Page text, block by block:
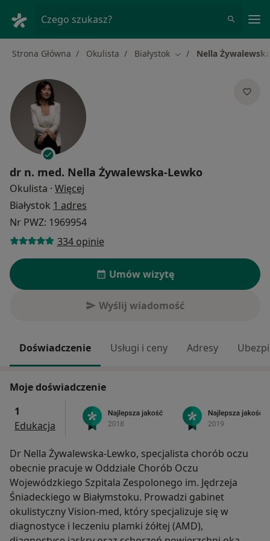
Czego szukasz?
Strona Główna Okulista Białystok Zmień miasto
Nella
dr n. med. Nella Żywalewska-Lewko
Okulista · Więcej
Białystok 1 adres
Nr PWZ: 1969954
334 opinie
Umów wizytę
Wyślij wiadomość
Doświadczenie Usługi i ceny Adresy
Moje doświadczenie
1
Edukacja
Dr Nella Żywalewska-Lewko, specjalista chorób oczu
obecnie pracuje w Oddziale Chorób Oczu
Wojewódzkiego Szpitala Zespolonego im. Jędrzeja
Śniadeckiego w Białymstoku. Prowadzi gabinet
okulistyczny Vision-med, który specjalizuje się w
diagnostyce i leczeniu plamki żółtej (AMD),